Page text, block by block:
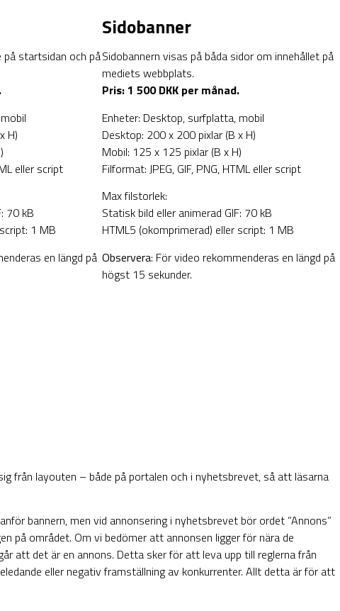
på startsidan och på
H)
eller script
70 kB
1 MB
en längd på
Sidobanner
Sidobannern visas på båda sidor om innehållet på
mediets webbplats.
Pris: 1 500 DKK per månad.
Enheter: Desktop, surfplatta, mobil
Desktop: 200 x 200 pixlar (B x H)
Mobil: 125 x 125 pixlar (B x H)
Filformat: JPEG, GIF, PNG, HTML eller script
Max filstorlek:
Statisk bild eller animerad GIF: 70 kB
HTML5 (okomprimerad) eller script: 1 MB
Observera: För video rekommenderas en längd på
högst 15 sekunder.
från layouten – både på portalen och i nyhetsbrevet, så att läsarna
bannern, men vid annonsering i nyhetsbrevet bör ordet ”Annons”
på området. Om vi bedömer att annonsen ligger för nära de
att det är en annons. Detta sker för att leva upp till reglerna från
eller negativ framställning av konkurrenter. Allt detta är för att